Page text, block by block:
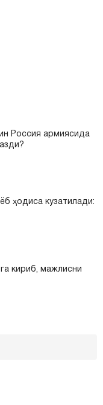
Россия армиясида
ҳодиса кузатилади:
кириб, мажлисни